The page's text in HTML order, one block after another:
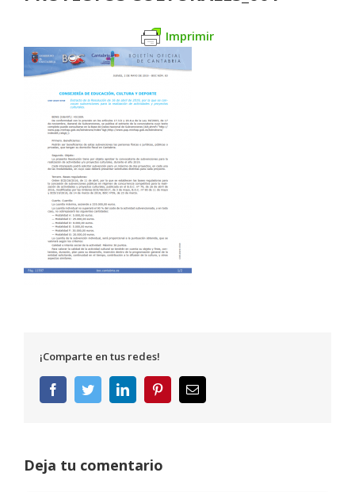
Imprimir
¡Comparte en tus redes!
FacebookTwitterLinkedInPinterestCorreo
electrónico
Deja tu comentario